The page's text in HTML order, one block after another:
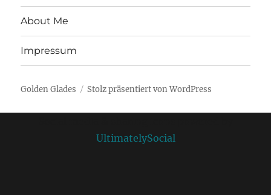
About Me
Impressum
Golden Glades Stolz präsentiert von WordPress
UltimatelySocial